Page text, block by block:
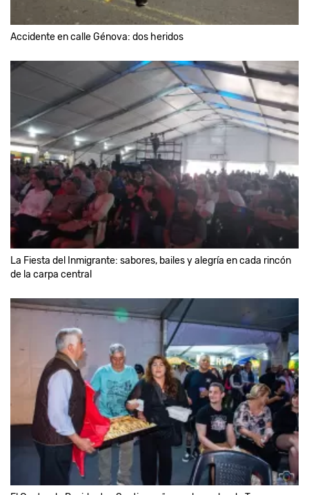
Accidente en calle Génova: dos heridos
La Fiesta del Inmigrante: sabores, bailes y alegría en cada rincón
de la carpa central